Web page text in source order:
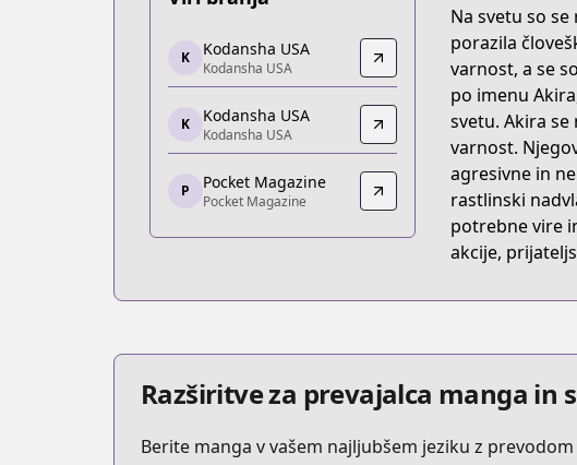
Kodansha USA
Kodansha USA
https://kodansha.us/series/green-worldz/
Kodansha USA
Kodansha USA
https://kc.kodansha.co.jp/title?code=1000006701
Pocket Magazine
https://pocket.shonenmagazine.com/episode/
K Kodansha USA
Kodansha USA
K Kodansha USA
Kodansha USA
P Pocket Magazine
Pocket Magazine
Na svetu so
porazila
varnost, a se
po imenu
svetu. Akira
varnost.
agresivne in
rastlinski
potrebne vire
akcije,
Razširitve za prevajalca manga in
Berite manga v vašem najljubšem jeziku z